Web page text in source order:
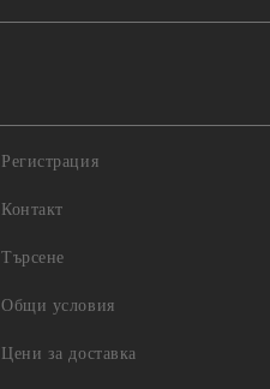
Регистрация
Контакт
Търсене
Общи условия
Цени за доставка